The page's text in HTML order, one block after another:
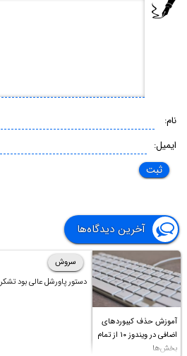
نام:
ایمیل:
آخرین دیدگاه‌ها
آموزش حذف کیبوردهای
اضافی در ویندوز ۱۰ از تمام
بخش‌ها
سروش
دستور پاورشل عالی بود تشکر